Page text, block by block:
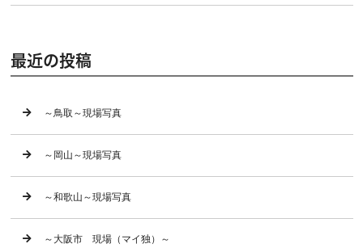
最近の投稿
～鳥取～現場写真
～岡山～現場写真
～和歌山～現場写真
～大阪市 現場（マイ独）～